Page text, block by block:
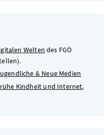
Welten des FGÖ
& Neue Medien
Kindheit und Internet,